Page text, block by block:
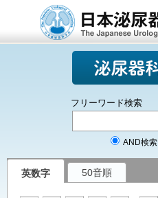
AND検索
フリーワード検索
英数字 50音順